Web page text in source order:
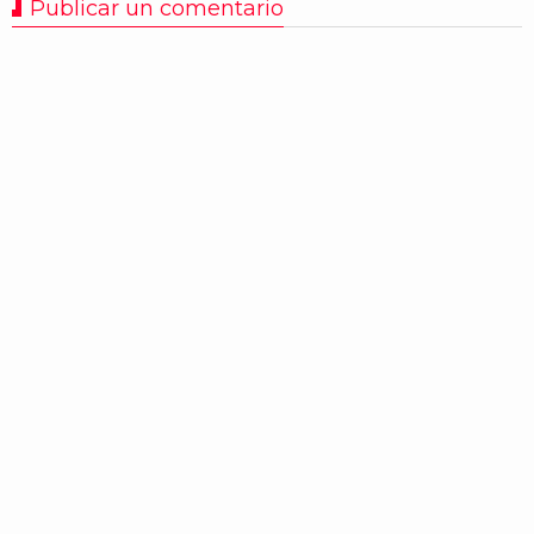
Publicar un comentario